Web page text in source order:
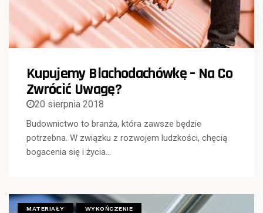
Kupujemy Blachodachówkę – Na Co
Zwrócić Uwagę?
20 sierpnia 2018
Budownictwo to branża, która zawsze będzie
potrzebna. W związku z rozwojem ludzkości, chęcią
bogacenia się i życia…
MATERIAŁY WYKOŃCZENIE